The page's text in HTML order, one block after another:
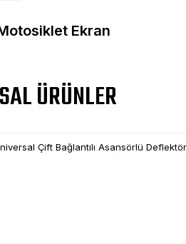
Ekran
ÜRÜNLER